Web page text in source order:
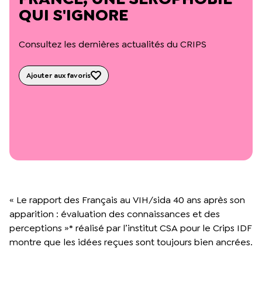
Notre documentation
Ressources pour les parents
Podcast 🎙️
L’équipe du Crips
QUI S'IGNORE
Consultez les dernières actualités du CRIPS
Ajouter aux favoris
« Le rapport des Français au VIH/sida 40 ans après son
apparition : évaluation des connaissances et des
perceptions »* réalisé par l’institut CSA pour le Crips IDF
montre que les idées reçues sont toujours bien ancrées.